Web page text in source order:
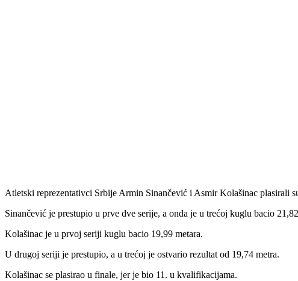
Atletski reprezentativci Srbije Armin Sinančević i Asmir Kolašinac plasirali
Sinančević je prestupio u prve dve serije, a onda je u trećoj kuglu bacio
Kolašinac je u prvoj seriji kuglu bacio 19,99 metara.
U drugoj seriji je prestupio, a u trećoj je ostvario rezultat od 19,74 metra.
Kolašinac se plasirao u finale, jer je bio 11. u kvalifikacijama.